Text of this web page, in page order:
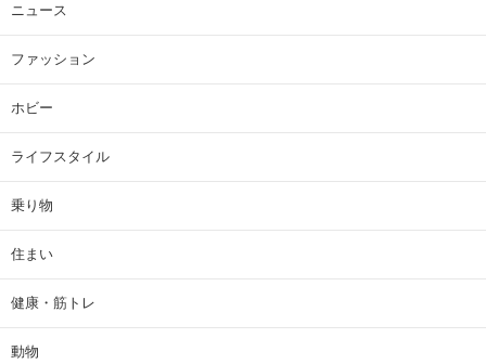
ニュース
ファッション
ホビー
ライフスタイル
乗り物
住まい
健康・筋トレ
動物